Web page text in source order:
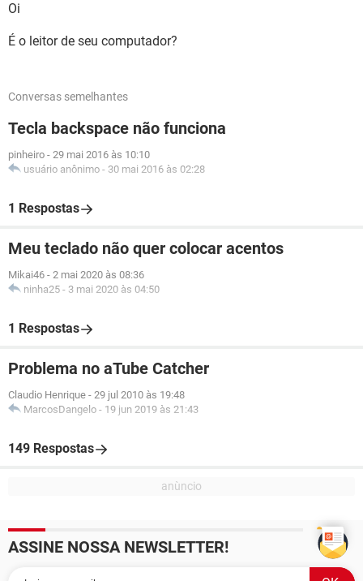
Oi
É o leitor de seu computador?
Conversas semelhantes
Tecla backspace não funciona
pinheiro - 29 mai 2016 às 10:10
usuário anônimo - 30 mai 2016 às 02:28
1 Respostas
Meu teclado não quer colocar acentos
Mikai46 - 2 mai 2020 às 08:36
ninha25 - 3 mai 2020 às 04:50
1 Respostas
Problema no aTube Catcher
Claudio Henrique - 29 jul 2010 às 19:48
MarcosDangelo - 19 jun 2019 às 21:43
149 Respostas
ASSINE NOSSA NEWSLETTER!